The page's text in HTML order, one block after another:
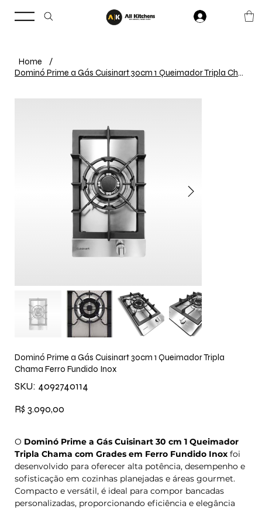
Home
/
Dominó Prime a Gás Cuisinart 30cm 1 Queimador Tripla Chama Ferro Fundido Inox
Dominó Prime a Gás Cuisinart 30cm 1 Queimador Tripla
Chama Ferro Fundido Inox
SKU: 4092740114
4092740114
Preço
R$ 3.090,00
O Dominó Prime a Gás Cuisinart 30 cm 1 Queimador
Tripla Chama com Grades em Ferro Fundido Inoxfoi
desenvolvido para oferecer alta potência, desempenho e
sofisticação em cozinhas planejadas e áreas gourmet.
Compacto e versátil, é ideal para compor bancadas
personalizadas, proporcionando eficiência e elegância